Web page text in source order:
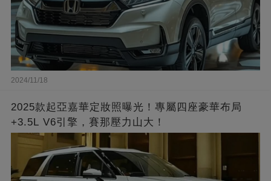
2024/11/18
2025款起亞嘉華定妝照曝光！專屬四座豪華布局
+3.5L V6引擎，賽那壓力山大！